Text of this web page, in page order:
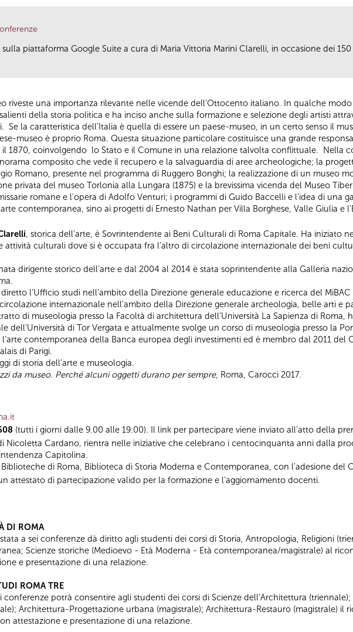
piattaforma Google Suite a cura di Maria Vittoria Marini Clarelli, in occasione dei
riveste una importanza rilevante nelle vicende dell’Ottocento italiano. In qualche modo
della storia politica e ha inciso anche sulla formazione e selezione degli artisti
Se la caratteristica dell'Italia è quella di essere un paese-museo, in un certo senso il
museo è proprio Roma. Questa situazione particolare costituisce una grande
1870, coinvolgendo lo Stato e il Comune in una relazione talvolta conflittuale. Nella
composito che vede il recupero e la salvaguardia di aree archeologiche; la
Romano, presente nel programma di Ruggero Bonghi; la realizzazione di un museo
privata del museo Torlonia alla Lungara (1875) e la brevissima vicenda del Museo
romane e l'opera di Adolfo Venturi; i programmi di Guido Baccelli e l'idea di una
contemporanea, sino ai progetti di Ernesto Nathan per Villa Borghese, Valle Giulia e
, storica dell’arte, è Sovrintendente ai Beni Culturali di Roma Capitale. Ha iniziato
attività culturali dove si è occupata fra l’altro di circolazione internazionale dei beni
dirigente storico dell’arte e dal 2004 al 2014 è stata soprintendente alla Galleria
diretto l’Ufficio studi nell’ambito della Direzione generale educazione e ricerca del
internazionale nell’ambito della Direzione generale archeologia, belle arti e
di museologia presso la Facoltà di architettura dell’Università La Sapienza di Roma,
dell’Università di Tor Vergata e attualmente svolge un corso di museologia presso la
contemporanea della Banca europea degli investimenti ed è membro dal 2011 del
di Parigi.
di storia dell’arte e museologia.
da museo. Perché alcuni oggetti durano per sempre, Roma, Carocci 2017.
(tutti i giorni dalle 9.00 alle 19.00). Il link per partecipare viene inviato all'atto della
Nicoletta Cardano, rientra nelle iniziative che celebrano i centocinquanta anni dalla
Capitolina.
di Roma, Biblioteca di Storia Moderna e Contemporanea, con l’adesione del
attestato di partecipazione valido per la formazione e l’aggiornamento docenti.
DI ROMA
a sei conferenze dà diritto agli studenti dei corsi di Storia, Antropologia, Religioni
Scienze storiche (Medioevo - Età Moderna - Età contemporanea/magistrale) al
e presentazione di una relazione.
ROMA TRE
conferenze potrà consentire agli studenti dei corsi di Scienze dell’Architettura
Architettura-Progettazione urbana (magistrale); Architettura-Restauro (magistrale) il
attestazione e presentazione di una relazione.